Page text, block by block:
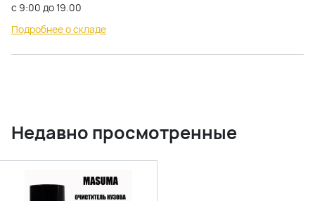
с 9:00 до 19.00
Подробнее о складе
Недавно просмотренные